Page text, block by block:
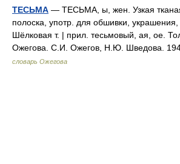
ТЕСЬМА — ТЕСЬМА, ы, жен. Узкая
полоска, употр. для обшивки, украшения,
Шёлковая т. | прил. тесьмовый, ая, ое.
Ожегова. С.И. Ожегов, Н.Ю. Шведова.
словарь Ожегова